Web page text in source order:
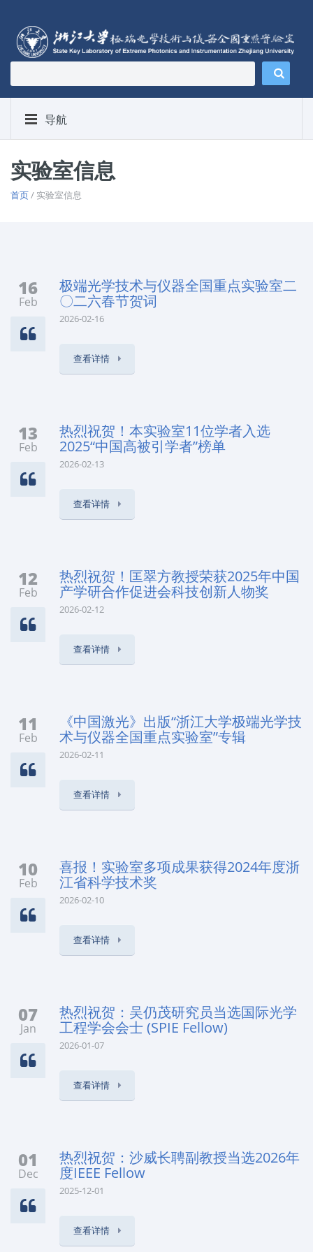
导航
实验室信息
首页/ 实验室信息
16
Feb
极端光学技术与仪器全国重点实验室二
〇二六春节贺词
2026-02-16
查看详情
13
Feb
热烈祝贺！本实验室11位学者入选
2025“中国高被引学者”榜单
2026-02-13
查看详情
12
Feb
热烈祝贺！匡翠方教授荣获2025年中国
产学研合作促进会科技创新人物奖
2026-02-12
查看详情
11
Feb
《中国激光》出版“浙江大学极端光学技
术与仪器全国重点实验室”专辑
2026-02-11
查看详情
10
Feb
喜报！实验室多项成果获得2024年度浙
江省科学技术奖
2026-02-10
查看详情
07
Jan
热烈祝贺：吴仍茂研究员当选国际光学
工程学会会士 (SPIE Fellow)
2026-01-07
查看详情
01
Dec
热烈祝贺：沙威长聘副教授当选2026年
度IEEE Fellow
2025-12-01
查看详情